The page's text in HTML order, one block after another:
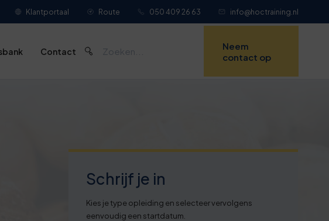
Klantportaal Route 050 409 26 63 info@hoctraining.nl
Contact
Neem
contact op
Schrijf je in
Kies je type opleiding en selecteer vervolgens
eenvoudig een startdatum.